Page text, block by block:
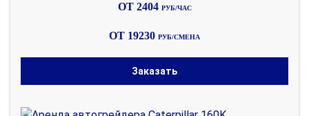
ОТ 2404 РУБ/ЧАС
ОТ 19230 РУБ/СМЕНА
Заказать